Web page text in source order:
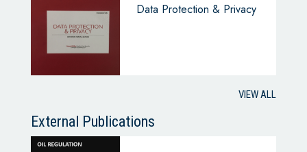
Data Protection & Privacy
VIEW ALL
External Publications